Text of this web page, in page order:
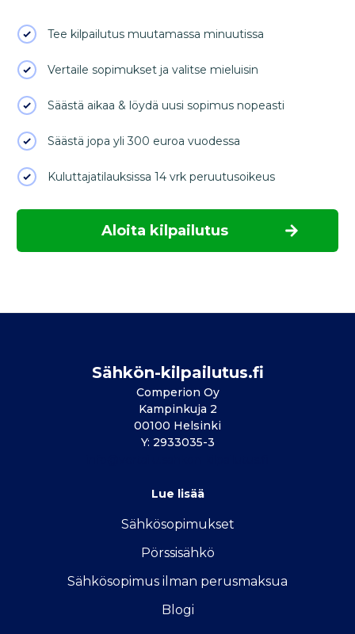
Tee kilpailutus muutamassa minuutissa
Vertaile sopimukset ja valitse mieluisin
Säästä aikaa & löydä uusi sopimus nopeasti
Säästä jopa yli 300 euroa vuodessa
Kuluttajatilauksissa 14 vrk peruutusoikeus
Aloita kilpailutus
Sähkön-kilpailutus.fi
Comperion Oy
Kampinkuja 2
00100 Helsinki
Y: 2933035-3
Lue lisää
Sähkösopimukset
Pörssisähkö
Sähkösopimus ilman perusmaksua
Blogi